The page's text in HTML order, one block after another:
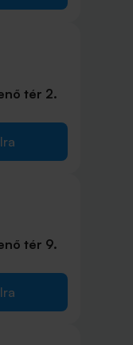
tér 2.
tér 9.